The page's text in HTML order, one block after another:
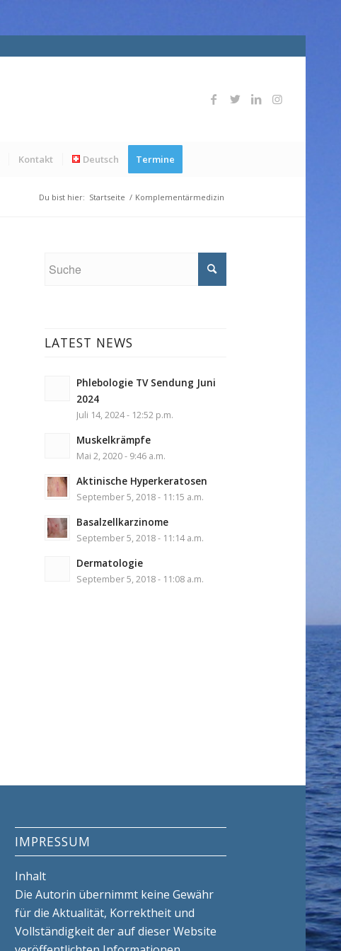
Kontakt Deutsch Termine
Du bist hier: Startseite / Komplementärmedizin
LATEST NEWS
Phlebologie TV Sendung Juni
2024
Juli 14, 2024 - 12:52 p.m.
Muskelkrämpfe
Mai 2, 2020 - 9:46 a.m.
Aktinische Hyperkeratosen
September 5, 2018 - 11:15 a.m.
Basalzellkarzinome
September 5, 2018 - 11:14 a.m.
Dermatologie
September 5, 2018 - 11:08 a.m.
IMPRESSUM
Inhalt
Die Autorin übernimmt keine Gewähr
für die Aktualität, Korrektheit und
Vollständigkeit der auf dieser Website